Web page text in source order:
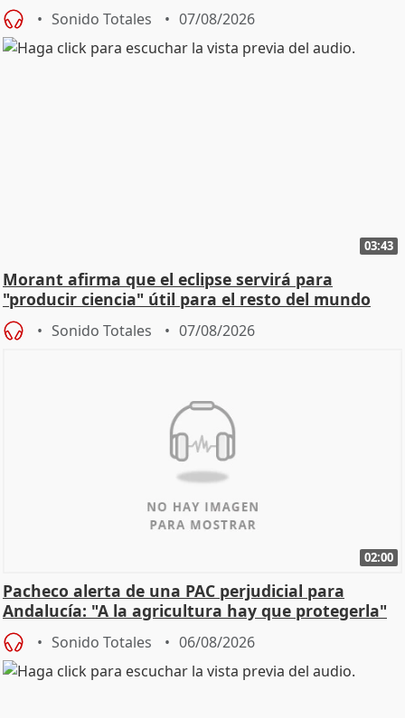
Sonido Totales 07/08/2026
03:43
Morant afirma que el eclipse servirá para
"producir ciencia" útil para el resto del mundo
Sonido Totales 07/08/2026
02:00
Pacheco alerta de una PAC perjudicial para
Andalucía: "A la agricultura hay que protegerla"
Sonido Totales 06/08/2026